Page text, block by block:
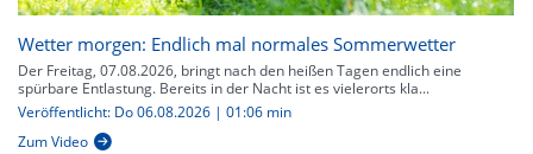
Wetter morgen: Endlich mal normales Sommerwetter
Der Freitag, 07.08.2026, bringt nach den heißen Tagen endlich eine
spürbare Entlastung. Bereits in der Nacht ist es vielerorts kla...
Veröffentlicht: Do 06.08.2026 | 01:06 min
Zum Video